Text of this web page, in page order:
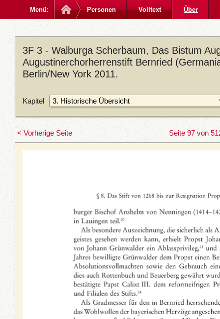
Menü: Personen Volltext Über
3F 3 - Walburga Scherbaum, Das Bistum
Augustinerchorherrenstift Bernried
Berlin/New York 2011.
Kapitel
< Vorherige Seite Seite 97 von